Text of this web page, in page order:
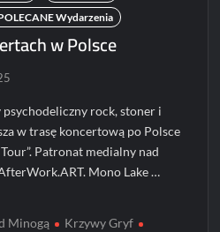
Wydarzenia
w Polsce
psychodeliczny rock, stoner i
w trasę koncertową po Polsce
Patronat medialny nad
Mono Lake …
Minogą
Krzywy Gryf